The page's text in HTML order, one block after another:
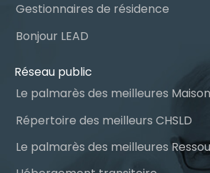
Gestionnaires de résidence
Bonjour LEAD
Réseau public
Répertoire des meilleurs CHSLD